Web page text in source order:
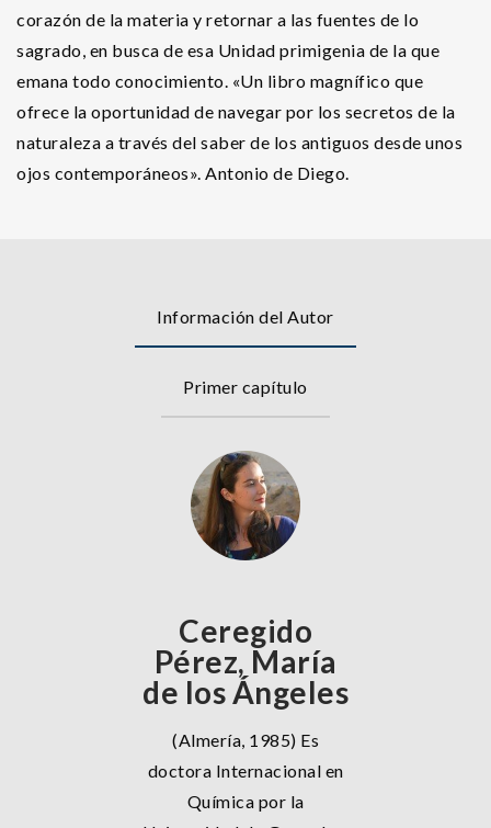
corazón de la materia y retornar a las fuentes de lo
sagrado, en busca de esa Unidad primigenia de la que
emana todo conocimiento. «Un libro magnífico que
ofrece la oportunidad de navegar por los secretos de la
naturaleza a través del saber de los antiguos desde unos
ojos contemporáneos». Antonio de Diego.
Información del Autor
Primer capítulo
Ceregido
Pérez, María
de los Ángeles
(Almería, 1985) Es
doctora Internacional en
Química por la